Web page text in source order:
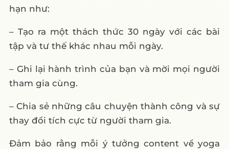
hạn như:
– Tạo ra một thách thức 30 ngày với các bài
tập và tư thế khác nhau mỗi ngày.
– Ghi lại hành trình của bạn và mời mọi người
tham gia cùng.
– Chia sẻ những câu chuyện thành công và sự
thay đổi tích cực từ người tham gia.
Đảm bảo rằng mỗi ý tưởng content về yoga